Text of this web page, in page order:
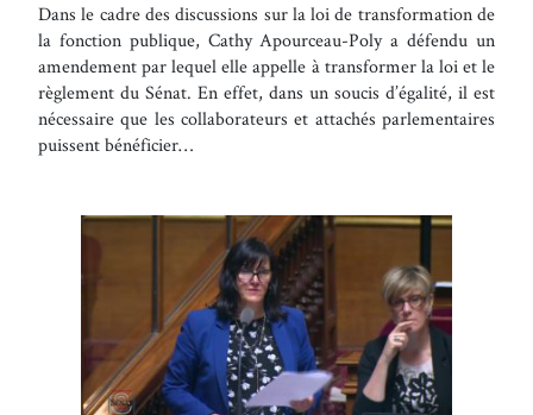
Dans le cadre des discussions sur la loi de transformation de
la fonction publique, Cathy Apourceau-Poly a défendu un
amendement par lequel elle appelle à transformer la loi et le
règlement du Sénat. En effet, dans un soucis d’égalité, il est
nécessaire que les collaborateurs et attachés parlementaires
puissent bénéficier…